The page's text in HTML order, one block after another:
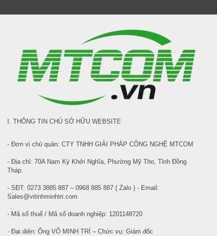
I. THÔNG TIN CHỦ SỞ HỮU WEBSITE
- Đơn vị chủ quản: CTY TNHH GIẢI PHÁP CÔNG NGHỆ MTCOM
- Địa chỉ: 70A Nam Kỳ Khởi Nghĩa, Phường Mỹ Tho, Tỉnh Đồng
Tháp.
- SĐT: 0273 3885 887 – 0968 885 887 ( Zalo ) - Email:
Sales@vitinhminhtri.com
- Mã số thuế / Mã số doanh nghiệp: 1201148720
- Đại diện: Ông VÕ MINH TRÍ – Chức vụ: Giám đốc